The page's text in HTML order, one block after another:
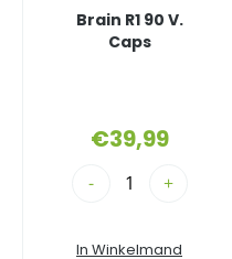
Brain R1 90 V.
Caps
€39,99
- +
In Winkelmand